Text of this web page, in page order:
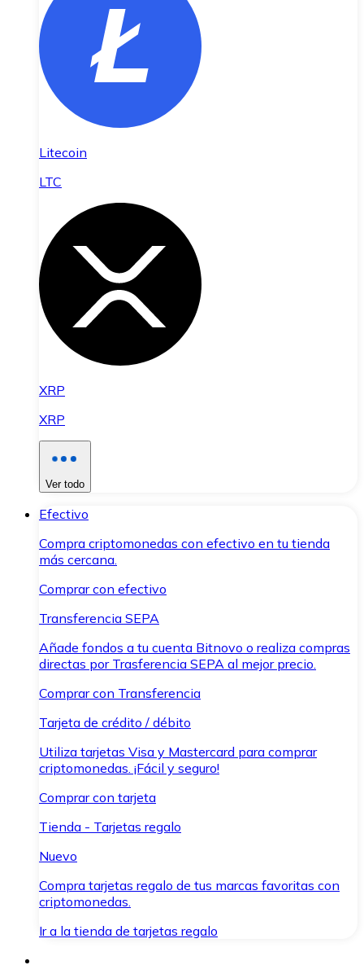
Litecoin
LTC
XRP
XRP
Ver todo
Efectivo
Compra criptomonedas con efectivo en tu tienda
más cercana.
Comprar con efectivo
Transferencia SEPA
Añade fondos a tu cuenta Bitnovo o realiza compras
directas por Trasferencia SEPA al mejor precio.
Comprar con Transferencia
Tarjeta de crédito / débito
Utiliza tarjetas Visa y Mastercard para comprar
criptomonedas. ¡Fácil y seguro!
Comprar con tarjeta
Tienda - Tarjetas regalo
Nuevo
Compra tarjetas regalo de tus marcas favoritas con
criptomonedas.
Ir a la tienda de tarjetas regalo